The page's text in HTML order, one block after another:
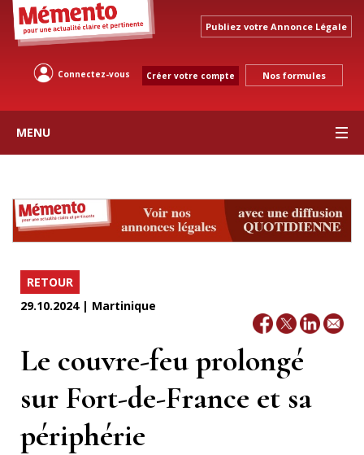
Publiez votre Annonce Légale
Connectez-vous Créer votre compte Nos formules
MENU
RETOUR
29.10.2024 | Martinique
Le couvre-feu prolongé
sur Fort-de-France et sa
périphérie